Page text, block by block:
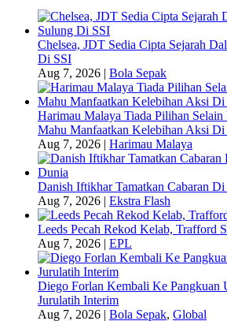
Chelsea, JDT Sedia Cipta Sejarah
Di SSI
Aug 7, 2026
Bola Sepak
Harimau Malaya Tiada Pilihan
Mahu Manfaatkan Kelebihan Aksi
Aug 7, 2026
Harimau Malaya
Danish Iftikhar Tamatkan Cabaran
Aug 7, 2026
Ekstra Flash
Leeds Pecah Rekod Kelab, Trafford
Aug 7, 2026
EPL
Diego Forlan Kembali Ke Pangkuan
Jurulatih Interim
Aug 7, 2026
Bola Sepak, Global